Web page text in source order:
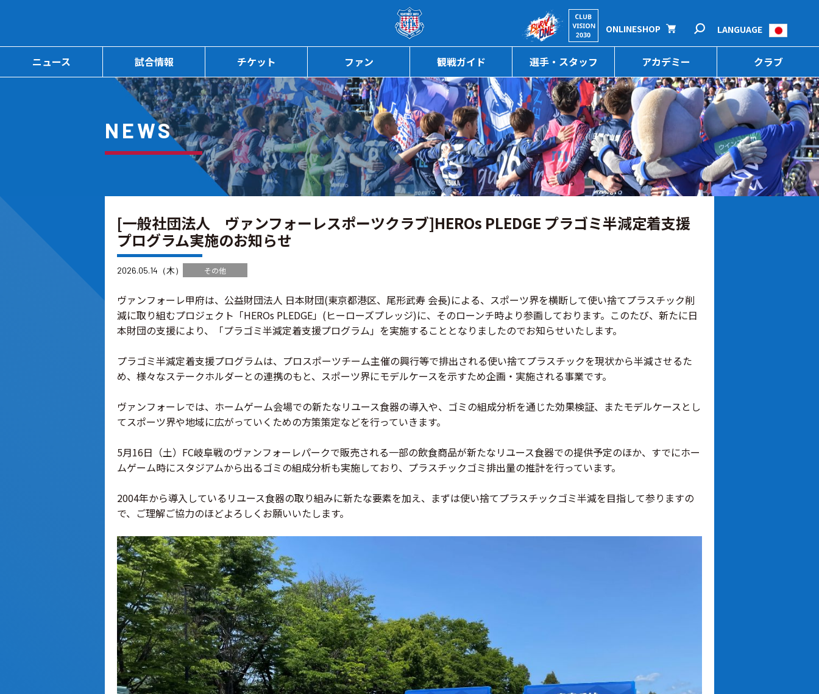
ページの本文へ
ニュース 試合情報 チケット ファン 観戦ガイド 選手・スタッフ アカデミー クラブ
ONLINESHOP LANGUAGE
NEWS
[一般社団法人 ヴァンフォーレスポーツクラブ]HEROs PLEDGE プラゴミ半減定着支援
プログラム実施のお知らせ
2026.05.14（木） その他
ヴァンフォーレ甲府は、公益財団法人 日本財団(東京都港区、尾形武寿 会長)による、スポーツ界を横断して使い捨てプラスチック削
減に取り組むプロジェクト「HEROs PLEDGE」(ヒーローズプレッジ)に、そのローンチ時より参画しております。このたび、新たに日
本財団の支援により、「プラゴミ半減定着支援プログラム」を実施することとなりましたのでお知らせいたします。
プラゴミ半減定着支援プログラムは、プロスポーツチーム主催の興行等で排出される使い捨てプラスチックを現状から半減させるた
め、様々なステークホルダーとの連携のもと、スポーツ界にモデルケースを示すため企画・実施される事業です。
ヴァンフォーレでは、ホームゲーム会場での新たなリユース食器の導入や、ゴミの組成分析を通じた効果検証、またモデルケースとし
てスポーツ界や地域に広がっていくための方策策定などを行っていきます。
5月16日（土）FC岐阜戦のヴァンフォーレパークで販売される一部の飲食商品が新たなリユース食器での提供予定のほか、すでにホー
ムゲーム時にスタジアムから出るゴミの組成分析も実施しており、プラスチックゴミ排出量の推計を行っています。
2004年から導入しているリユース食器の取り組みに新たな要素を加え、まずは使い捨てプラスチックゴミ半減を目指して参りますの
で、ご理解ご協力のほどよろしくお願いいたします。